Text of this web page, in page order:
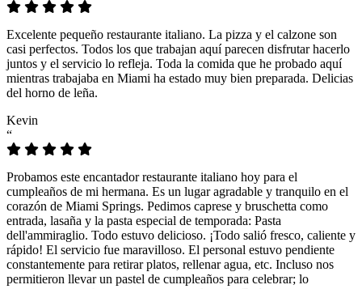
Excelente pequeño restaurante italiano. La pizza y el calzone son
casi perfectos. Todos los que trabajan aquí parecen disfrutar hacerlo
juntos y el servicio lo refleja. Toda la comida que he probado aquí
mientras trabajaba en Miami ha estado muy bien preparada. Delicias
del horno de leña.
Kevin
“
Probamos este encantador restaurante italiano hoy para el
cumpleaños de mi hermana. Es un lugar agradable y tranquilo en el
corazón de Miami Springs. Pedimos caprese y bruschetta como
entrada, lasaña y la pasta especial de temporada: Pasta
dell'ammiraglio. Todo estuvo delicioso. ¡Todo salió fresco, caliente y
rápido! El servicio fue maravilloso. El personal estuvo pendiente
constantemente para retirar platos, rellenar agua, etc. Incluso nos
permitieron llevar un pastel de cumpleaños para celebrar; lo